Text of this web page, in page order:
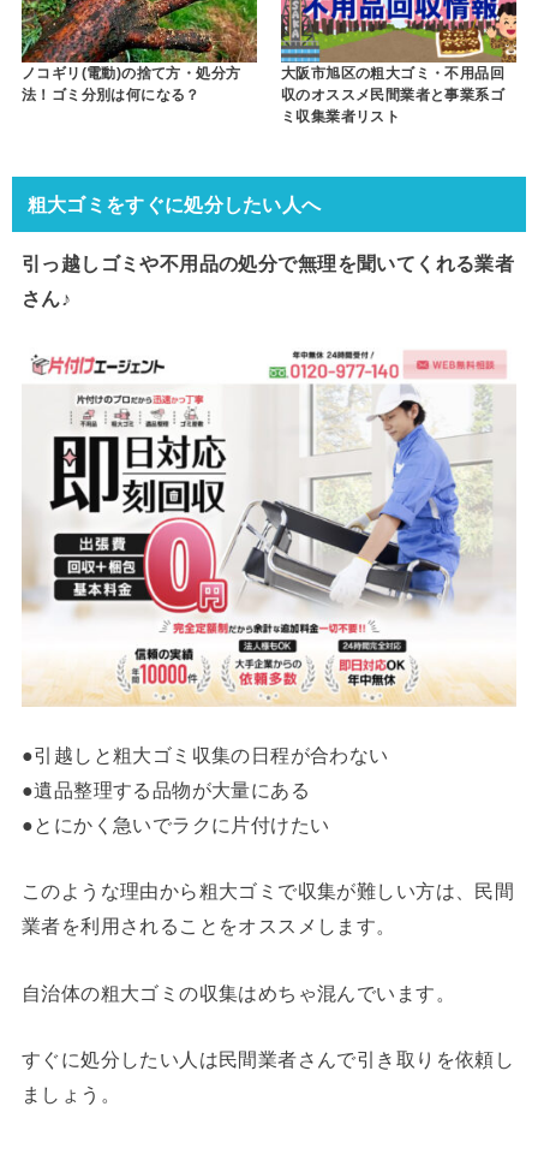
ノコギリ(電動)の捨て方・処分方
法！ゴミ分別は何になる？
大阪市旭区の粗大ゴミ・不用品回
収のオススメ民間業者と事業系ゴ
ミ収集業者リスト
粗大ゴミをすぐに処分したい人へ
引っ越しゴミや不用品の処分で無理を聞いてくれる業者
さん♪
●引越しと粗大ゴミ収集の日程が合わない
●遺品整理する品物が大量にある
●とにかく急いでラクに片付けたい
このような理由から粗大ゴミで収集が難しい方は、民間
業者を利用されることをオススメします。
自治体の粗大ゴミの収集はめちゃ混んでいます。
すぐに処分したい人は民間業者さんで引き取りを依頼し
ましょう。